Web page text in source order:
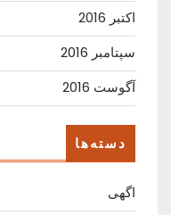
اکتبر 2016
سپتامبر 2016
آگوست 2016
دسته‌ها
اگهی